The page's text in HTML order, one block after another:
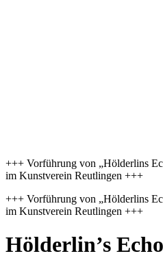
+++ Vorführung von „Hölderlins
im Kunstverein Reutlingen +++
+++ Vorführung von „Hölderlins
im Kunstverein Reutlingen +++
Hölderlin’s Echo